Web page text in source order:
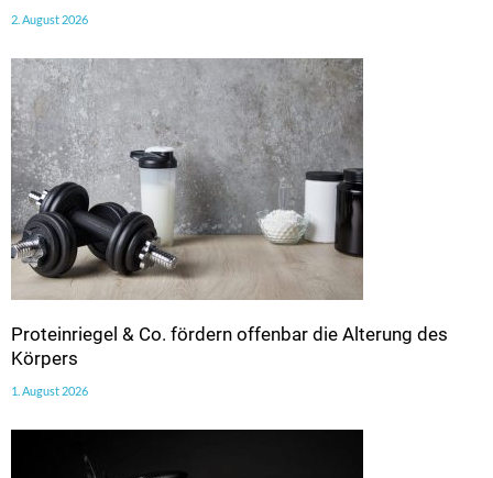
2. August 2026
Proteinriegel & Co. fördern offenbar die Alterung des
Körpers
1. August 2026